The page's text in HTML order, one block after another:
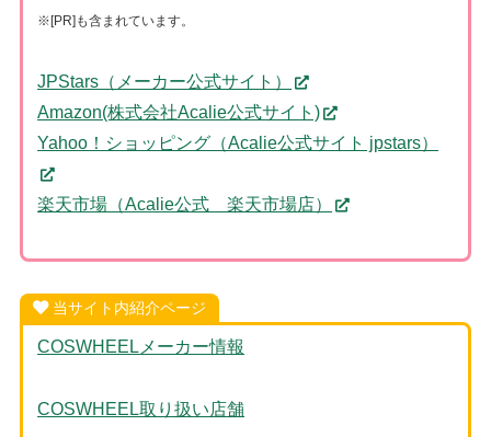
※[PR]も含まれています。
JPStars（メーカー公式サイト）
Amazon(株式会社Acalie公式サイト)
Yahoo！ショッピング（Acalie公式サイト jpstars）
楽天市場（Acalie公式 楽天市場店）
当サイト内紹介ページ
COSWHEELメーカー情報
COSWHEEL取り扱い店舗